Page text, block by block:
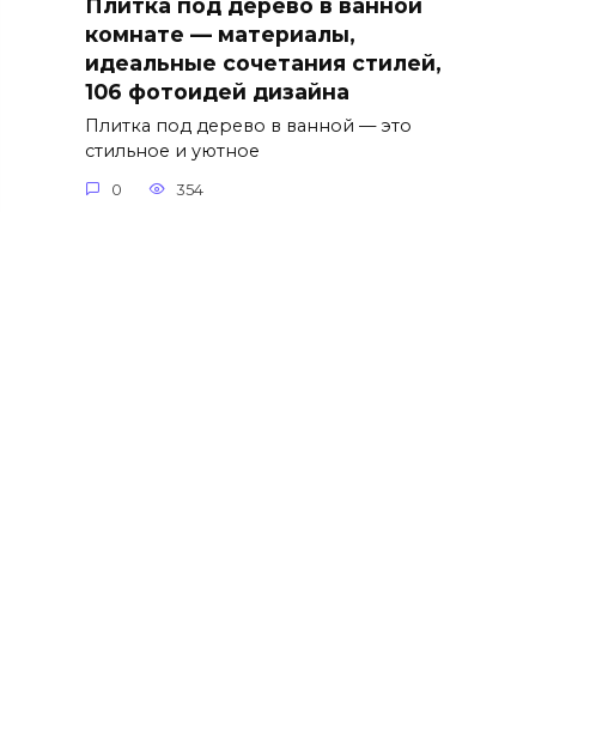
комнате — материалы,
идеальные сочетания стилей,
106 фотоидей дизайна
Плитка под дерево в ванной — это
стильное и уютное
0 354